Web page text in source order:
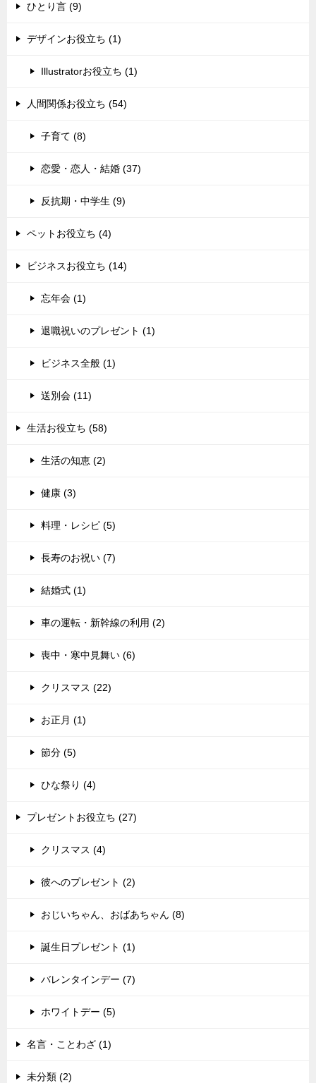
ひとり言 (9)
デザインお役立ち (1)
Illustratorお役立ち (1)
人間関係お役立ち (54)
子育て (8)
恋愛・恋人・結婚 (37)
反抗期・中学生 (9)
ペットお役立ち (4)
ビジネスお役立ち (14)
忘年会 (1)
退職祝いのプレゼント (1)
ビジネス全般 (1)
送別会 (11)
生活お役立ち (58)
生活の知恵 (2)
健康 (3)
料理・レシピ (5)
長寿のお祝い (7)
結婚式 (1)
車の運転・新幹線の利用 (2)
喪中・寒中見舞い (6)
クリスマス (22)
お正月 (1)
節分 (5)
ひな祭り (4)
プレゼントお役立ち (27)
クリスマス (4)
彼へのプレゼント (2)
おじいちゃん、おばあちゃん (8)
誕生日プレゼント (1)
バレンタインデー (7)
ホワイトデー (5)
名言・ことわざ (1)
未分類 (2)